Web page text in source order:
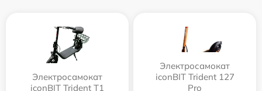
Электросамокат
iconBIT Trident T1
Электросамокат
iconBIT Trident 127
Pro